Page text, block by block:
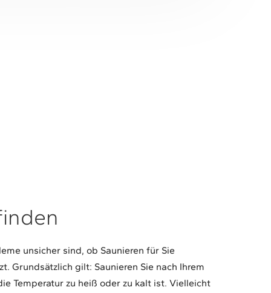
unsicher sind, ob Saunieren für Sie
Grundsätzlich gilt: Saunieren Sie nach Ihrem
Temperatur zu heiß oder zu kalt ist. Vielleicht